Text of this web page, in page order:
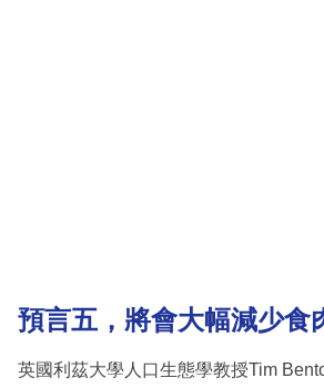
預言五，將會大幅減少食
英國利茲大學人口生態學教授Tim